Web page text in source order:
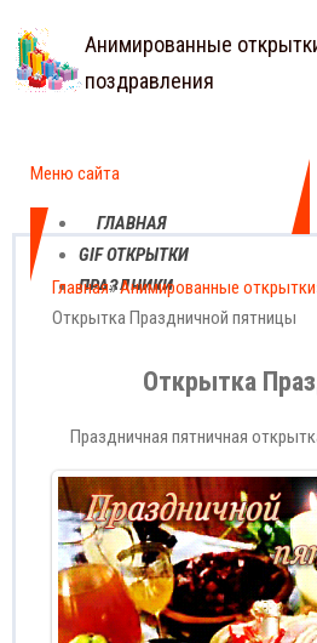
Анимированные
поздравления
Меню сайта
ГЛАВНАЯ
GIF ОТКРЫТКИ
ПРАЗДНИКИ
ЕЖЕДНЕВНЫЕ
ПРОФЕССИОНАЛЬНЫЕ
Главная»Анимированные открытки
Открытка Праздничной пятницы
Открытка
Праздничная пятничная